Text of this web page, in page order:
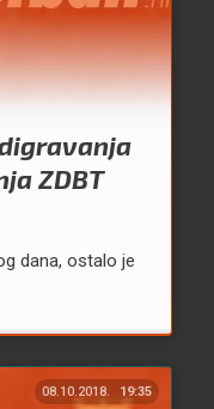
ZDBT
dana, ostalo je
08.10.2018. 19:35